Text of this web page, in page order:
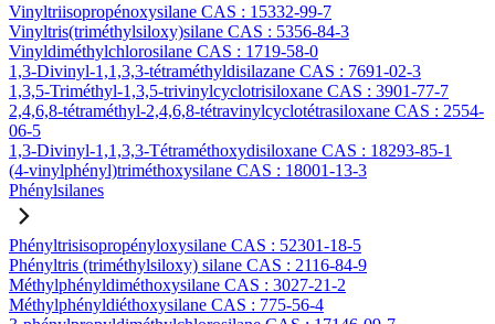
Vinyltriisopropénoxysilane CAS : 15332-99-7
Vinyltris(triméthylsiloxy)silane CAS : 5356-84-3
Vinyldiméthylchlorosilane CAS : 1719-58-0
1,3-Divinyl-1,1,3,3-tétraméthyldisilazane CAS : 7691-02-3
1,3,5-Triméthyl-1,3,5-trivinylcyclotrisiloxane CAS : 3901-77-7
2,4,6,8-tétraméthyl-2,4,6,8-tétravinylcyclotétrasiloxane CAS : 2554-
06-5
1,3-Divinyl-1,1,3,3-Tétraméthoxydisiloxane CAS : 18293-85-1
(4-vinylphényl)triméthoxysilane CAS : 18001-13-3
Phénylsilanes
Phényltrisisopropényloxysilane CAS : 52301-18-5
Phényltris (triméthylsiloxy) silane CAS : 2116-84-9
Méthylphényldiméthoxysilane CAS : 3027-21-2
Méthylphényldiéthoxysilane CAS : 775-56-4